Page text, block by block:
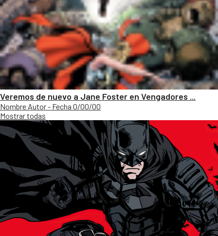
Veremos de nuevo a Jane Foster en Vengadores ...
Nombre Autor - Fecha 0/00/00
Mostrar todas